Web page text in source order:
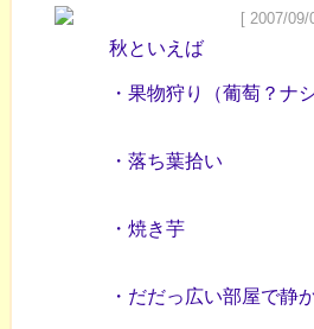
[ 2007/09/
秋といえば
・果物狩り（葡萄？ナ
・落ち葉拾い
・焼き芋
・だだっ広い部屋で静